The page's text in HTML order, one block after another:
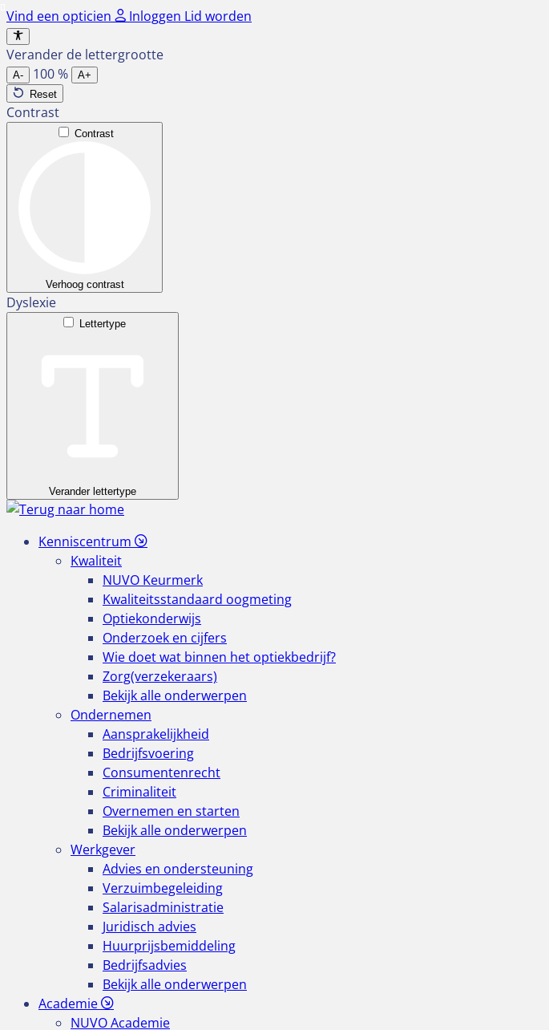
Ga
naar
de
inhoud
Vind een opticien Inloggen Lid worden
Verander de lettergrootte
A- 100%
A+
Reset
Contrast
Contrast
Verhoog contrast
Dyslexie
Lettertype
Verander lettertype
Kenniscentrum
Kwaliteit
NUVO Keurmerk
Kwaliteitsstandaard oogmeting
Optiekonderwijs
Onderzoek en cijfers
Wie doet wat binnen het optiekbedrijf?
Zorg(verzekeraars)
Bekijk alle onderwerpen
Ondernemen
Aansprakelijkheid
Bedrijfsvoering
Consumentenrecht
Criminaliteit
Overnemen en starten
Bekijk alle onderwerpen
Werkgever
Advies en ondersteuning
Verzuimbegeleiding
Salarisadministratie
Juridisch advies
Huurprijsbemiddeling
Bedrijfsadvies
Bekijk alle onderwerpen
Academie
NUVO Academie